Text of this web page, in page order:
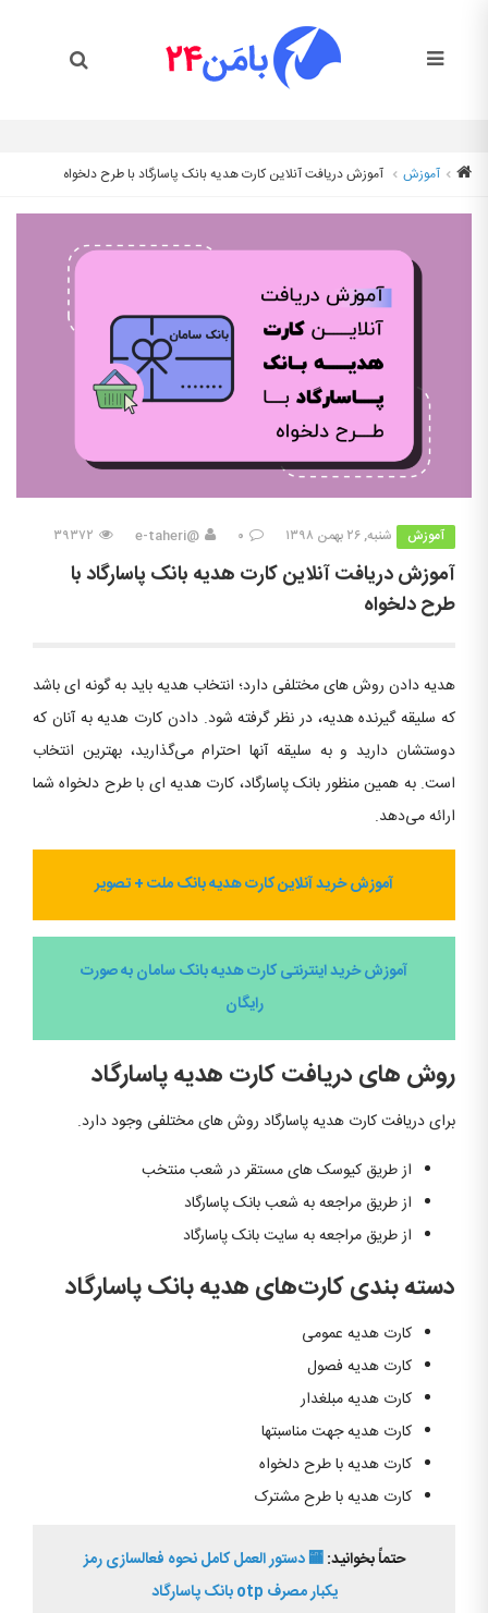
آموزش آموزش دریافت آنلاین کارت هدیه بانک پاسارگاد با طرح دلخواه
آموزش شنبه, ۲۶ بهمن ۱۳۹۸ ۰ @e-taheri ۳۹۳۷۲
آموزش دریافت آنلاین کارت هدیه بانک پاسارگاد با
طرح دلخواه
هدیه دادن روش های مختلفی دارد؛ انتخاب هدیه باید به گونه ای باشد
که سلیقه گیرنده هدیه، در نظر گرفته شود. دادن کارت هدیه به آنان که
دوستشان دارید و به سلیقه آنها احترام می‌گذارید، بهترین انتخاب
است. به همین منظور بانک پاسارگاد، کارت هدیه ای با طرح دلخواه شما
ارائه می‌دهد.
آموزش خرید آنلاین کارت هدیه بانک ملت + تصویر
آموزش خرید اینترنتی کارت هدیه بانک سامان به صورت
رایگان
روش های دریافت کارت هدیه پاسارگاد
برای دریافت کارت هدیه پاسارگاد روش های مختلفی وجود دارد.
از طریق کیوسک های مستقر در شعب منتخب
از طریق مراجعه به شعب بانک پاسارگاد
از طریق مراجعه به سایت بانک پاسارگاد
دسته بندی کارت‌های هدیهبانک پاسارگاد
کارت هدیه عمومی
کارت هدیه فصول
کارت هدیه مبلغدار
کارت هدیه جهت مناسبتها
کارت هدیه با طرح دلخواه
کارت هدیه با طرح مشترک
حتماً بخوانید:🏧 دستور العمل کامل نحوه فعالسازی رمز
یکبار مصرف otp بانک پاسارگاد